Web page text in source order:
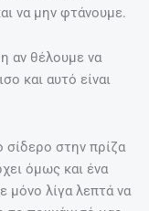
να μην φτάνουμε.
αν θέλουμε να
και αυτό είναι
σίδερο στην πρίζα
όμως και ένα
μόνο λίγα λεπτά να